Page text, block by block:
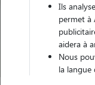
Ils
permet à
aidera à
Nous
la langue